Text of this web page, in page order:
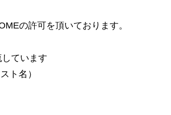
の許可を頂いております。
ています
ト名）